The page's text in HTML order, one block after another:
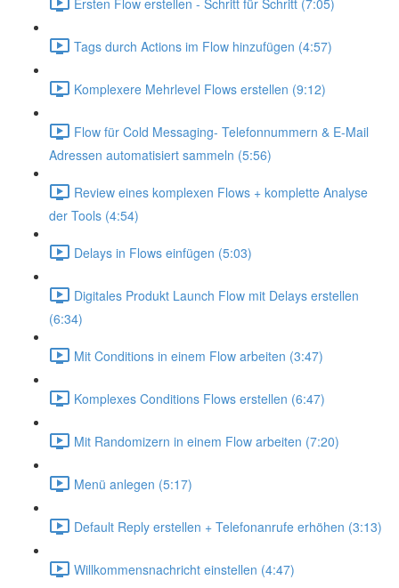
Tags durch Actions im Flow hinzufügen (4:57)
Komplexere Mehrlevel Flows erstellen (9:12)
Flow für Cold Messaging- Telefonnummern & E-Mail
Adressen automatisiert sammeln (5:56)
Review eines komplexen Flows + komplette Analyse
der Tools (4:54)
Delays in Flows einfügen (5:03)
Digitales Produkt Launch Flow mit Delays erstellen
(6:34)
Mit Conditions in einem Flow arbeiten (3:47)
Komplexes Conditions Flows erstellen (6:47)
Mit Randomizern in einem Flow arbeiten (7:20)
Menü anlegen (5:17)
Default Reply erstellen + Telefonanrufe erhöhen (3:13)
Willkommensnachricht einstellen (4:47)